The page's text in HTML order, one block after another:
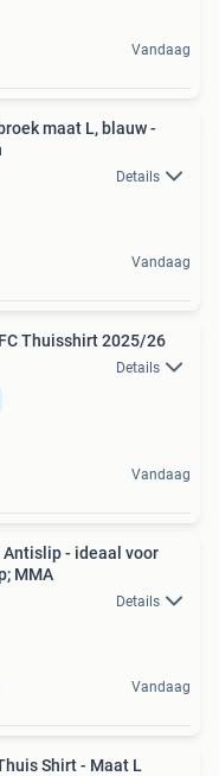
Vandaag
maat L, blauw -
Details
Vandaag
Thuisshirt 2025/26
Details
Vandaag
Antislip - ideaal voor
MMA
Details
Vandaag
Shirt - Maat L